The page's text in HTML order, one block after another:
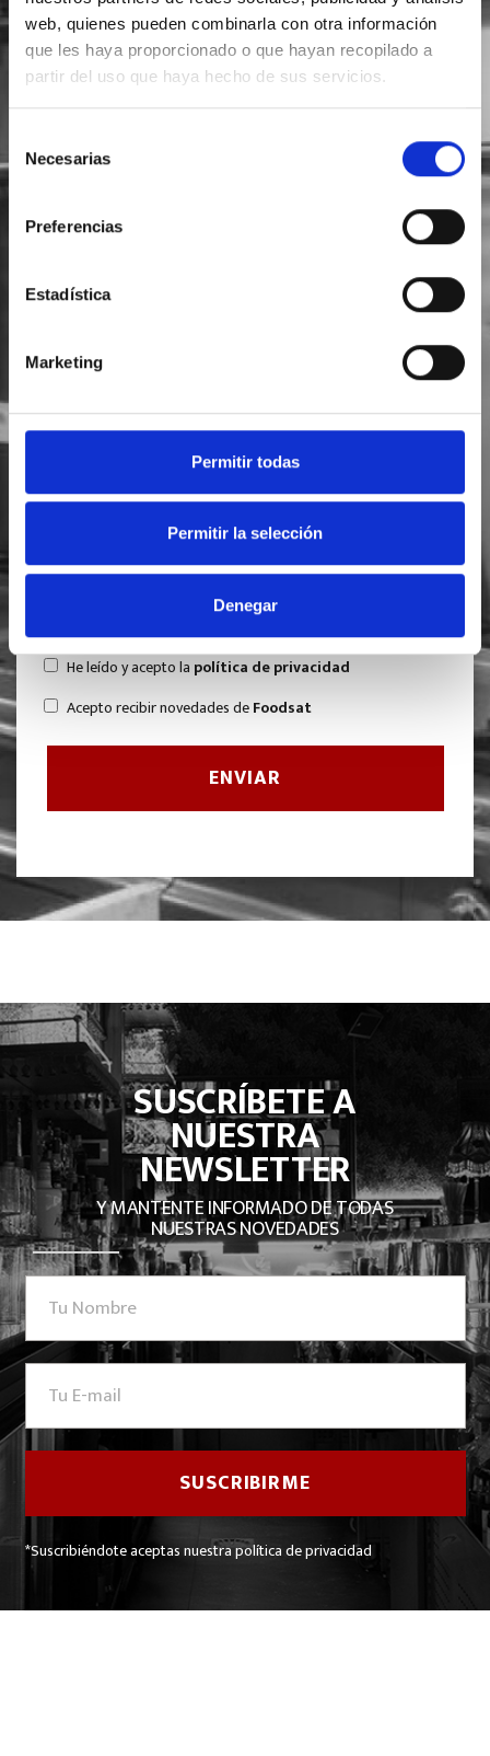
web, quienes pueden combinarla con otra información
que les haya proporcionado o que hayan recopilado a
partir del uso que haya hecho de sus servicios.
de Necesarias
Preferencias
Estadística
Marketing
Permitir todas
Permitir la selección
Denegar
SOLICITA INFORMACIÓN
He leído y acepto la política de privacidad
Acepto recibir novedades deFoodsat
SUSCRÍBETE A
NUESTRA
NEWSLETTER
Y MANTENTE INFORMADO DE TODAS
NUESTRAS NOVEDADES
*Suscribiéndote aceptas nuestra política de privacidad